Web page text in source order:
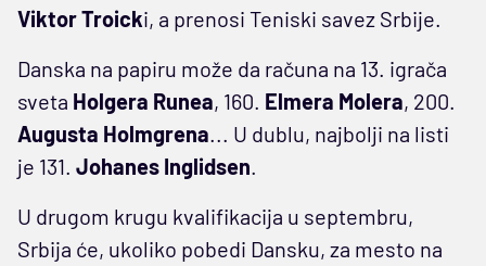
Viktor Troicki, a prenosi Teniski savez Srbije.
Danska na papiru može da računa na 13. igrača
sveta Holgera Runea, 160. Elmera Molera, 200.
Augusta Holmgrena... U dublu, najbolji na listi
je 131. Johanes Inglidsen.
U drugom krugu kvalifikacija u septembru,
Srbija će, ukoliko pobedi Dansku, za mesto na